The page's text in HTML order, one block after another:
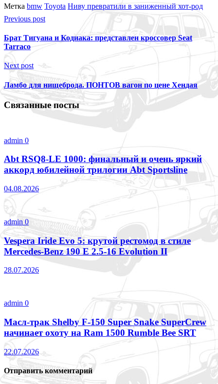
Метка bmw Toyota Ниву превратили в заниженный хот-род
Previous post
Брат Тигуана и Кодиака: представлен кроссовер Seat
Tarraco
Next post
Ламбо для нищеброда. ПОНТОВ вагон по цене Хендая
Связанные посты
admin 0
Abt RSQ8-LE 1000: финальный и очень яркий
аккорд юбилейной трилогии Abt Sportsline
04.08.2026
admin 0
Vespera Iride Evo 5: крутой рестомод в стиле
Mercedes-Benz 190 E 2.5-16 Evolution II
28.07.2026
admin 0
Масл-трак Shelby F-150 Super Snake SuperCrew
начинает охоту на Ram 1500 Rumble Bee SRT
22.07.2026
Отправить комментарий